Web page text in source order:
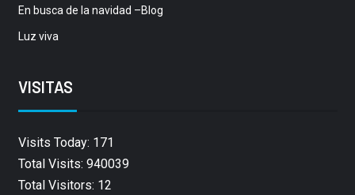
En busca de la navidad –Blog
Luz viva
VISITAS
Visits Today: 171
Total Visits: 940039
Total Visitors: 12